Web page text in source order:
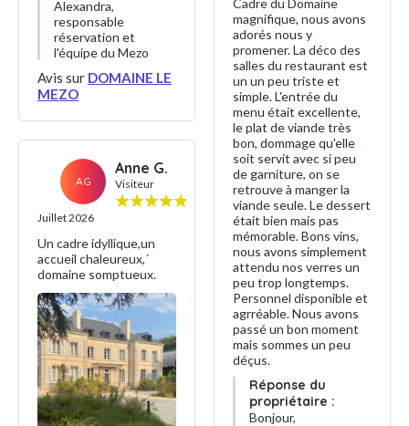
Alexandra,
responsable
réservation et
l'équipe du Mezo
Avis sur DOMAINE LE
MEZO
AG
Anne G.
Visiteur
Juillet 2026
Un cadre idyllique,un
accueil chaleureux,´
domaine somptueux.
Cadre du Domaine
magnifique, nous avons
adorés nous y
promener. La déco des
salles du restaurant est
un un peu triste et
simple. L'entrée du
menu était excellente,
le plat de viande très
bon, dommage qu'elle
soit servit avec si peu
de garniture, on se
retrouve à manger la
viande seule. Le dessert
était bien mais pas
mémorable. Bons vins,
nous avons simplement
attendu nos verres un
peu trop longtemps.
Personnel disponible et
agrréable. Nous avons
passé un bon moment
mais sommes un peu
déçus.
Réponse du
propriétaire :
Bonjour,